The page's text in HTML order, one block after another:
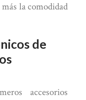
la comodidad
de
accesorios